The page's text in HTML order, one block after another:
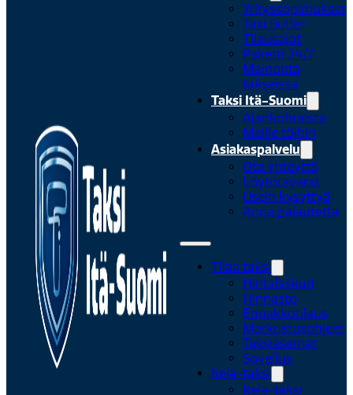
Yrityssopimukset
Taxi Butler
Tilausajot
Paketti 24/7
Mainonta
takseissa
Taksi Itä-Suomi
Ajankohtaista
Meille töihin
Asiakaspalvelu
Ota yhteyttä
Löytötavarat
Usein kysyttyä
Anna palautetta
Tilaa taksi
Hintalaskuri
Hinnasto
Ennakkotilaus
Matkustusohjeet
Taksiasemat
Sovellus
Kela-taksi
Kela-taksi